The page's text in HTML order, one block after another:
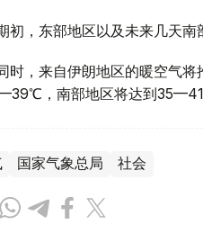
初，东部地区以及未来几天南
时，来自伊朗地区的暖空气
，南部地区将达到
国家气象总局 社会